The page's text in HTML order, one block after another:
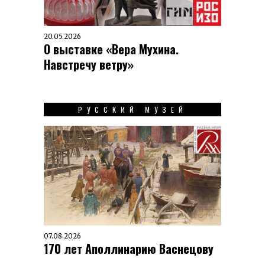
20.05.2026
О выставке «Вера Мухина.
Навстречу ветру»
РУССКИЙ МУЗЕЙ
07.08.2026
170 лет Аполлинарию Васнецову